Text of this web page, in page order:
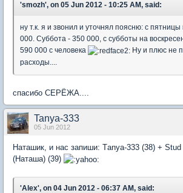
'smozh', on 05 Jun 2012 - 10:25 AM, said:
ну т.к. я и звонил и уточнял поясню: с пятницы
000. Суббота - 350 000, с субботы на
590 000 с человека
Ну и плюс не
расходы....
спасибо СЕРЁЖА....
Tanya-333
05 Jun 2012
Наташик, и нас запиши: Тanya-333 (38) +
(Наташа) (39)
'Alex', on 04 Jun 2012 - 06:37 AM, said: